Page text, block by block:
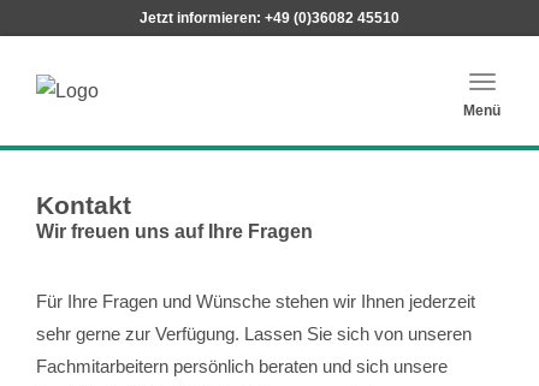
Jetzt informieren: +49 (0)36082 45510
Menü
Kontakt
Wir freuen uns auf Ihre Fragen
Für Ihre Fragen und Wünsche stehen wir Ihnen jederzeit
sehr gerne zur Verfügung. Lassen Sie sich von unseren
Fachmitarbeitern persönlich beraten und sich unsere